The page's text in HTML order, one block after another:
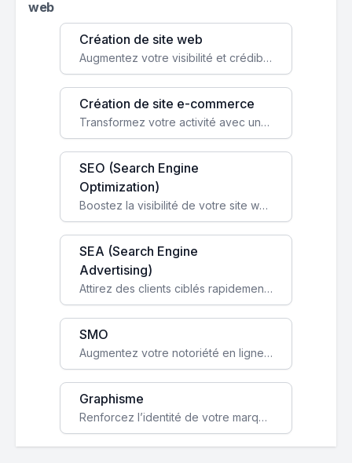
web
Création de site web
Augmentez votre visibilité et crédibilité en ligne avec un site web performant, conçu pour attirer plus de clients.
Création de site e-commerce
Transformez votre activité avec une boutique en ligne, accessible à l'échelle mondiale 24/7.
SEO (Search Engine
Optimization)
Boostez la visibilité de votre site web sur Google et attirez du trafic qualifié grâce à nos stratégies SEO.
SEA (Search Engine
Advertising)
Attirez des clients ciblés rapidement avec des campagnes publicitaires payantes optimisées pour vos objectifs.
SMO
Augmentez votre notoriété en ligne et stimulez la croissance de votre entreprise grâce à une stratégie sociale sur mesure.
Graphisme
Renforcez l’identité de votre marque avec un design unique qui capte l’attention et engage vos clients.